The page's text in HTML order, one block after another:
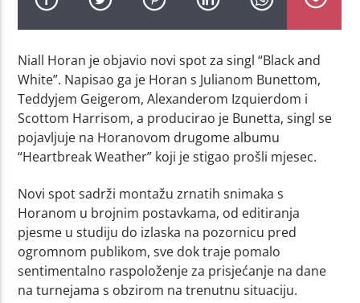
Niall Horan je objavio novi spot za singl “Black and
White”. Napisao ga je Horan s Julianom Bunettom,
Teddyjem Geigerom, Alexanderom Izquierdom i
Scottom Harrisom, a producirao je Bunetta, singl se
pojavljuje na Horanovom drugome albumu
“Heartbreak Weather” koji je stigao prošli mjesec.
Novi spot sadrži montažu zrnatih snimaka s
Horanom u brojnim postavkama, od editiranja
pjesme u studiju do izlaska na pozornicu pred
ogromnom publikom, sve dok traje pomalo
sentimentalno raspoloženje za prisjećanje na dane
na turnejama s obzirom na trenutnu situaciju.